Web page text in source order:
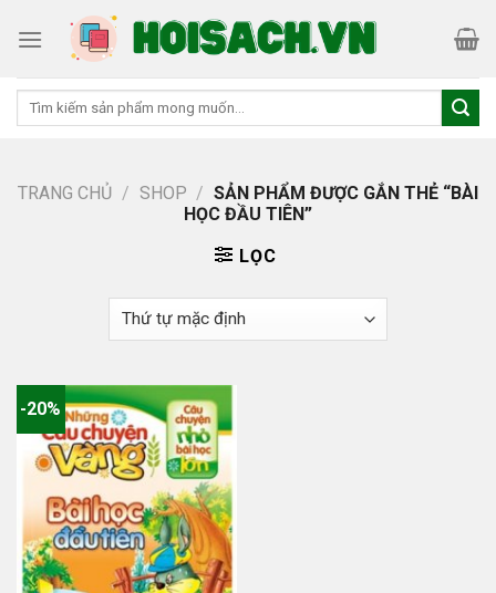
Tìm
TRANG CHỦ / SHOP / SẢN PHẨM ĐƯỢC GẮN THẺ “BÀI
HỌC ĐẦU TIÊN”
LỌC
-20%